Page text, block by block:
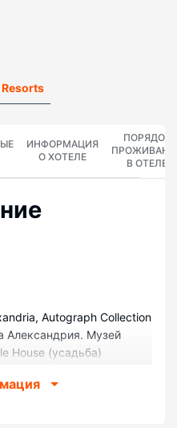
ИНФОРМАЦИЯ
О ХОТЕЛЕ
ПОРЯДОК
В ОТЕЛЕ
Autograph Collection
Александрия. Музей
House (усадьба)
Центр